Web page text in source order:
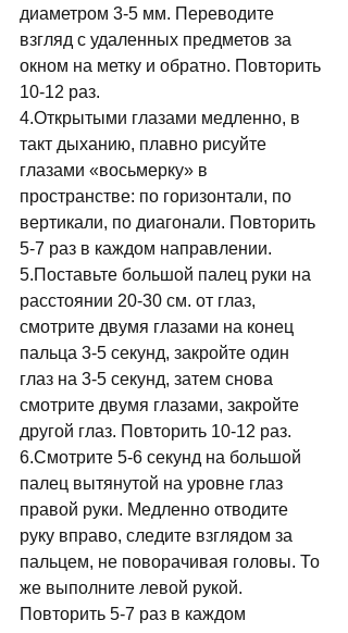
диаметром 3-5 мм. Переводите
взгляд с удаленных предметов за
окном на метку и обратно. Повторить
10-12 раз.
4.Открытыми глазами медленно, в
такт дыханию, плавно рисуйте
глазами «восьмерку» в
пространстве: по горизонтали, по
вертикали, по диагонали. Повторить
5-7 раз в каждом направлении.
5.Поставьте большой палец руки на
расстоянии 20-30 см. от глаз,
смотрите двумя глазами на конец
пальца 3-5 секунд, закройте один
глаз на 3-5 секунд, затем снова
смотрите двумя глазами, закройте
другой глаз. Повторить 10-12 раз.
6.Смотрите 5-6 секунд на большой
палец вытянутой на уровне глаз
правой руки. Медленно отводите
руку вправо, следите взглядом за
пальцем, не поворачивая головы. То
же выполните левой рукой.
Повторить 5-7 раз в каждом